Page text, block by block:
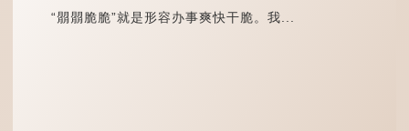
“朤朤脆脆”就是形容办事爽快干脆。我...